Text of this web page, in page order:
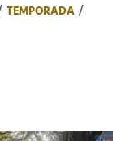
TEMPORADA